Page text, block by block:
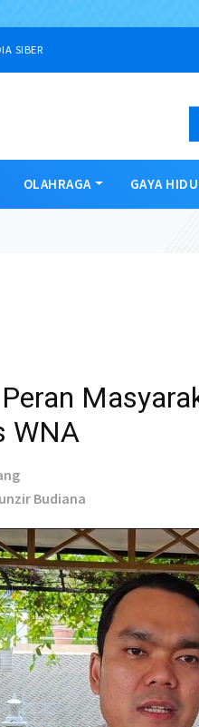
SIBER
OLAHRAGA GAYA
WNA
Budiana